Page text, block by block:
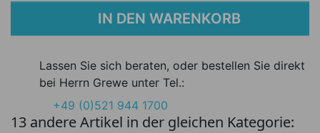
IN DEN WARENKORB
Lassen Sie sich beraten, oder bestellen Sie direkt
bei Herrn Grewe unter Tel.:
+49 (0)521 944 1700
13 andere Artikel in der gleichen Kategorie: